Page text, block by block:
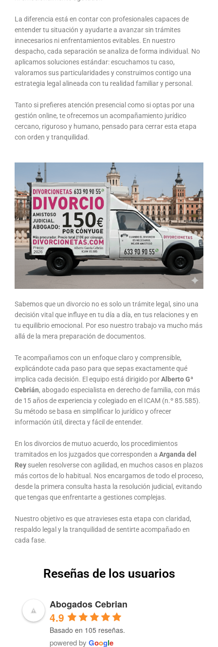
La diferencia está en contar con profesionales capaces de
entender tu situación y ayudarte a avanzar sin trámites
innecesarios ni enfrentamientos evitables. En nuestro
despacho, cada separación se analiza de forma individual. No
aplicamos soluciones estándar: escuchamos tu caso,
valoramos sus particularidades y construimos contigo una
estrategia legal alineada con tu realidad familiar y personal.
Tanto si prefieres atención presencial como si optas por una
gestión online, te ofrecemos un acompañamiento jurídico
cercano, riguroso y humano, pensado para cerrar esta etapa
con orden y tranquilidad.
Sabemos que un divorcio no es solo un trámite legal, sino una
decisión vital que influye en tu día a día, en tus relaciones y en
tu equilibrio emocional. Por eso nuestro trabajo va mucho más
allá de la mera preparación de documentos.
Te acompañamos con un enfoque claro y comprensible,
explicándote cada paso para que sepas exactamente qué
implica cada decisión. El equipo está dirigido porAlberto Gª
Cebrián, abogado especialista en derecho de familia, con más
de 15 años de experiencia y colegiado en el ICAM (n.º 85.585).
Su método se basa en simplificar lo jurídico y ofrecer
información útil, directa y fácil de entender.
En los divorcios de mutuo acuerdo, los procedimientos
tramitados en los juzgados que corresponden a Arganda del
Rey suelen resolverse con agilidad, en muchos casos en plazos
más cortos de lo habitual. Nos encargamos de todo el proceso,
desde la primera consulta hasta la resolución judicial, evitando
que tengas que enfrentarte a gestiones complejas.
Nuestro objetivo es que atravieses esta etapa con claridad,
respaldo legal y la tranquilidad de sentirte acompañado en
cada fase.
Reseñas de los usuarios
Abogados Cebrian
4.9
Basado en 105 reseñas.
powered by Google